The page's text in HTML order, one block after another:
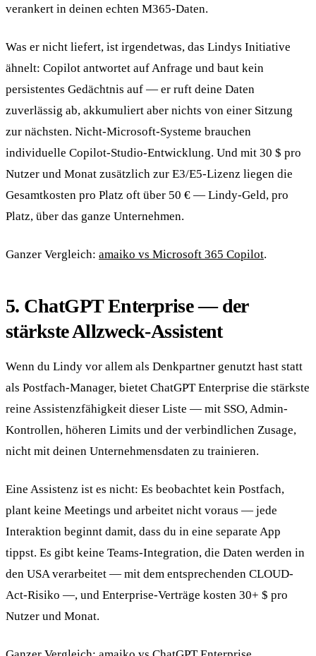
verankert in deinen echten M365-Daten.
Was er nicht liefert, ist irgendetwas, das Lindys Initiative
ähnelt: Copilot antwortet auf Anfrage und baut kein
persistentes Gedächtnis auf — er ruft deine Daten
zuverlässig ab, akkumuliert aber nichts von einer Sitzung
zur nächsten. Nicht-Microsoft-Systeme brauchen
individuelle Copilot-Studio-Entwicklung. Und mit 30 $ pro
Nutzer und Monat zusätzlich zur E3/E5-Lizenz liegen die
Gesamtkosten pro Platz oft über 50 € — Lindy-Geld, pro
Platz, über das ganze Unternehmen.
Ganzer Vergleich: amaiko vs Microsoft 365 Copilot.
5. ChatGPT Enterprise — der
stärkste Allzweck-Assistent
Wenn du Lindy vor allem als Denkpartner genutzt hast statt
als Postfach-Manager, bietet ChatGPT Enterprise die stärkste
reine Assistenzfähigkeit dieser Liste — mit SSO, Admin-
Kontrollen, höheren Limits und der verbindlichen Zusage,
nicht mit deinen Unternehmensdaten zu trainieren.
Eine Assistenz ist es nicht: Es beobachtet kein Postfach,
plant keine Meetings und arbeitet nicht voraus — jede
Interaktion beginnt damit, dass du in eine separate App
tippst. Es gibt keine Teams-Integration, die Daten werden in
den USA verarbeitet — mit dem entsprechenden CLOUD-
Act-Risiko —, und Enterprise-Verträge kosten 30+ $ pro
Nutzer und Monat.